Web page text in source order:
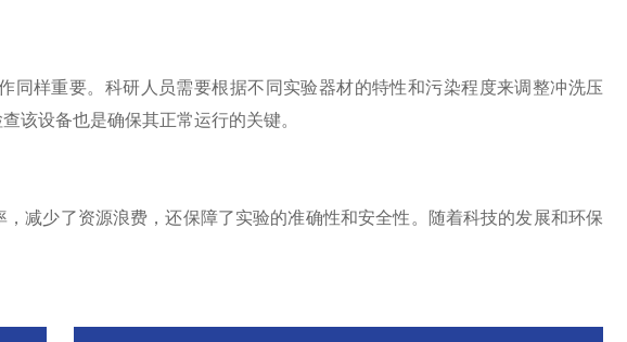
样重要。科研人员需要根据不同实验器材的特性和污染程度来调整冲洗压
该设备也是确保其正常运行的关键。
少了资源浪费，还保障了实验的准确性和安全性。随着科技的发展和环保